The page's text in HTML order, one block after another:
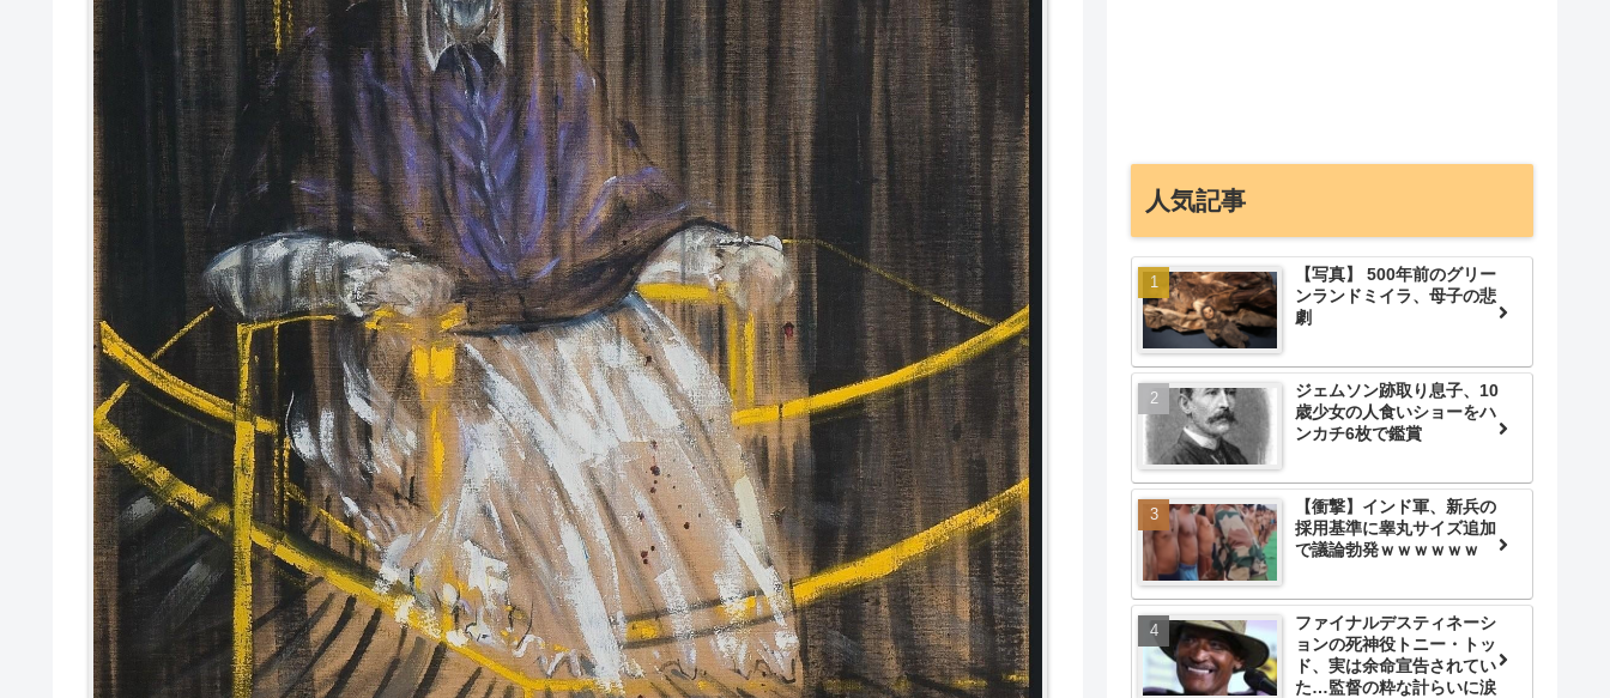
人気記事
【写真】 500年前のグリー
ンランドミイラ、母子の悲
劇
ジェムソン跡取り息子、10
歳少女の人食いショーをハ
ンカチ6枚で鑑賞
【衝撃】インド軍、新兵の
採用基準に睾丸サイズ追加
で議論勃発ｗｗｗｗｗｗ
ファイナルデスティネーシ
ョンの死神役トニー・トッ
ド、実は余命宣告されてい
た…監督の粋な計らいに涙